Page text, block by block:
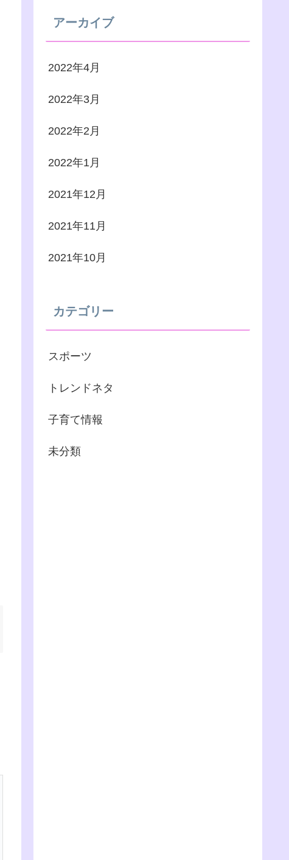
アーカイブ
2022年4月
2022年3月
2022年2月
2022年1月
2021年12月
2021年11月
2021年10月
カテゴリー
スポーツ
トレンドネタ
子育て情報
未分類